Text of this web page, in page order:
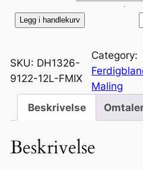
p
Legg i handlekurv
SKU: DH1326-
9122-12L-FMIX
Category:
Maling
Beskrivelse
Beskrivelse